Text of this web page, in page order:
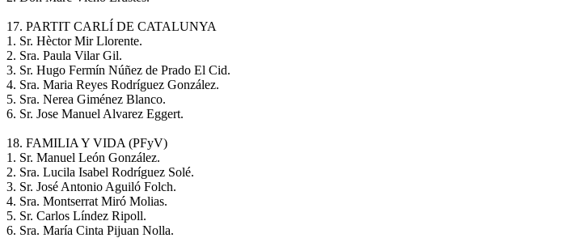
17. PARTIT CARLÍ DE CATALUNYA
1. Sr. Hèctor Mir Llorente.
2. Sra. Paula Vilar Gil.
3. Sr. Hugo Fermín Núñez de Prado El Cid.
4. Sra. Maria Reyes Rodríguez González.
5. Sra. Nerea Giménez Blanco.
6. Sr. Jose Manuel Alvarez Eggert.
18. FAMILIA Y VIDA (PFyV)
1. Sr. Manuel León González.
2. Sra. Lucila Isabel Rodríguez Solé.
3. Sr. José Antonio Aguiló Folch.
4. Sra. Montserrat Miró Molias.
5. Sr. Carlos Líndez Ripoll.
6. Sra. María Cinta Pijuan Nolla.